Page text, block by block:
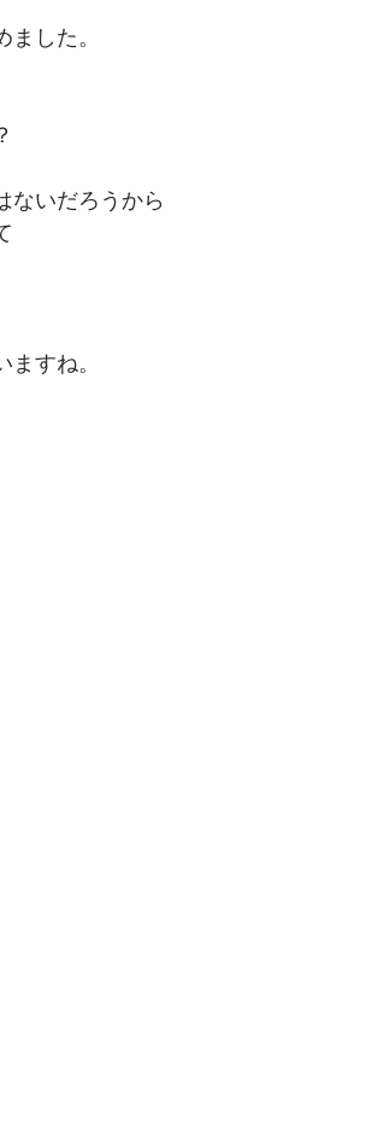
した。
ないだろうから
すね。